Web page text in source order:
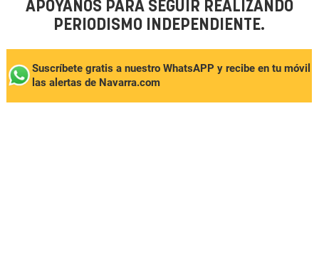
APÓYANOS PARA SEGUIR REALIZANDO
PERIODISMO INDEPENDIENTE.
Suscríbete gratis a nuestro WhatsAPP y recibe en tu móvil
las alertas de Navarra.com